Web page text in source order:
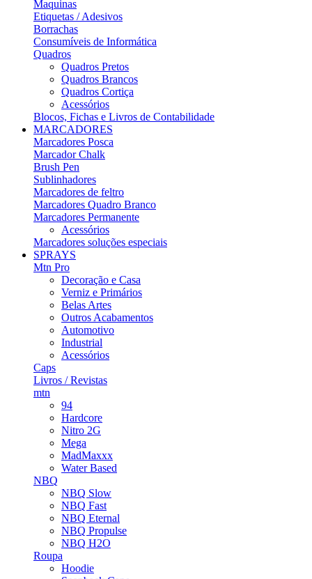
Maquinas
Etiquetas / Adesivos
Borrachas
Consumíveis de Informática
Quadros
Quadros Pretos
Quadros Brancos
Quadros Cortiça
Acessórios
Blocos, Fichas e Livros de Contabilidade
MARCADORES
Marcadores Posca
Marcador Chalk
Brush Pen
Sublinhadores
Marcadores de feltro
Marcadores Quadro Branco
Marcadores Permanente
Acessórios
Marcadores soluções especiais
SPRAYS
Mtn Pro
Decoração e Casa
Verniz e Primários
Belas Artes
Outros Acabamentos
Automotivo
Industrial
Acessórios
Caps
Livros / Revistas
mtn
94
Hardcore
Nitro 2G
Mega
MadMaxxx
Water Based
NBQ
NBQ Slow
NBQ Fast
NBQ Eternal
NBQ Propulse
NBQ H2O
Roupa
Hoodie